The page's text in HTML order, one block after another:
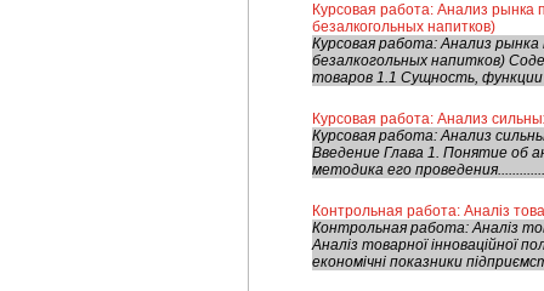
Курсовая работа: Анализ рынка
безалкогольных напитков)
Курсовая работа: Анализ
безалкогольных напитков)
товаров 1.1 Сущность,
Курсовая работа: Анализ
Курсовая работа: Анализ
Введение Глава 1. Понятие об
методика его
Контрольная работа: Аналіз
Контрольная работа: Аналіз
Аналіз товарної інноваційної
економічні показники